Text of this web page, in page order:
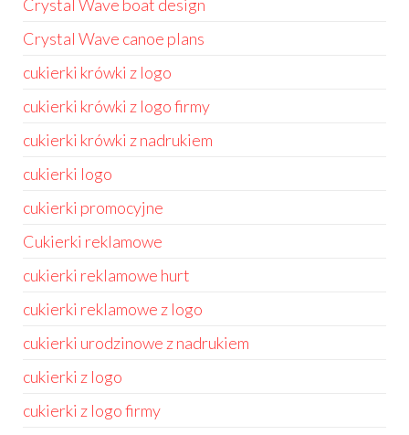
Crystal Wave boat design
Crystal Wave canoe plans
cukierki krówki z logo
cukierki krówki z logo firmy
cukierki krówki z nadrukiem
cukierki logo
cukierki promocyjne
Cukierki reklamowe
cukierki reklamowe hurt
cukierki reklamowe z logo
cukierki urodzinowe z nadrukiem
cukierki z logo
cukierki z logo firmy